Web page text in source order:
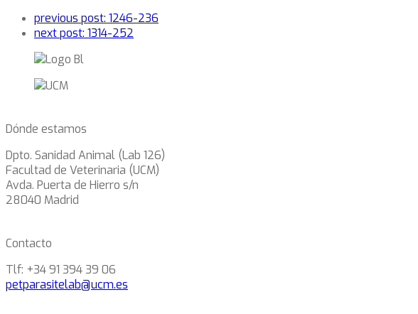
previous post: 1246-236
next post: 1314-252
Dónde estamos
Dpto. Sanidad Animal (Lab 126)
Facultad de Veterinaria (UCM)
Avda. Puerta de Hierro s/n
28040 Madrid
Contacto
Tlf: +34 91 394 39 06
petparasitelab@ucm.es